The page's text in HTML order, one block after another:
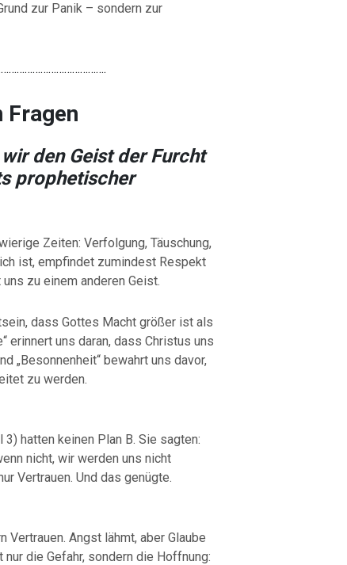
zur Panik – sondern zur
Fragen
den Geist der Furcht
prophetischer
Zeiten: Verfolgung, Täuschung,
ist, empfindet zumindest Respekt
zu einem anderen Geist.
dass Gottes Macht größer ist als
erinnert uns daran, dass Christus uns
„Besonnenheit“ bewahrt uns davor,
zu werden.
hatten keinen Plan B. Sie sagten:
nicht, wir werden uns nicht
Vertrauen. Und das genügte.
Angst lähmt, aber Glaube
die Gefahr, sondern die Hoffnung: